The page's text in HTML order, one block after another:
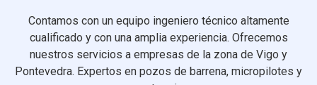
Contamos con un equipo ingeniero técnico altamente
cualificado y con una amplia experiencia. Ofrecemos
nuestros servicios a empresas de la zona de Vigo y
Pontevedra. Expertos en pozos de barrena, micropilotes y